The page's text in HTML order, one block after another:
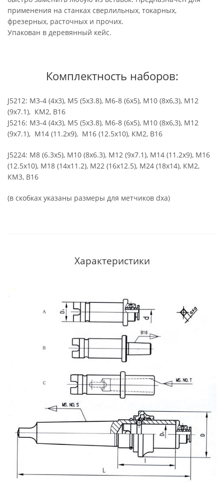
применения на станках сверлильных, токарных,
фрезерных, расточных и прочих.
Упакован в деревянный кейс.
Комплектность наборов:
J5212: М3-4 (4х3), М5 (5х3.8), М6-8 (6х5), М10 (8х6,3), М12
(9х7.1), КМ2, В16
J5216: М3-4 (4х3), М5 (5х3.8), М6-8 (6х5), М10 (8х6,3), М12
(9х7.1), М14 (11.2х9), М16 (12.5х10), КМ2, В16
J5224: М8 (6.3х5), М10 (8х6.3), М12 (9х7.1), М14 (11.2х9), М16
(12.5х10), М18 (14х11.2), М22 (16х12.5), М24 (18x14), КМ2,
КМ3, В16
(в скобках указаны размеры для метчиков dxa)
Характеристики